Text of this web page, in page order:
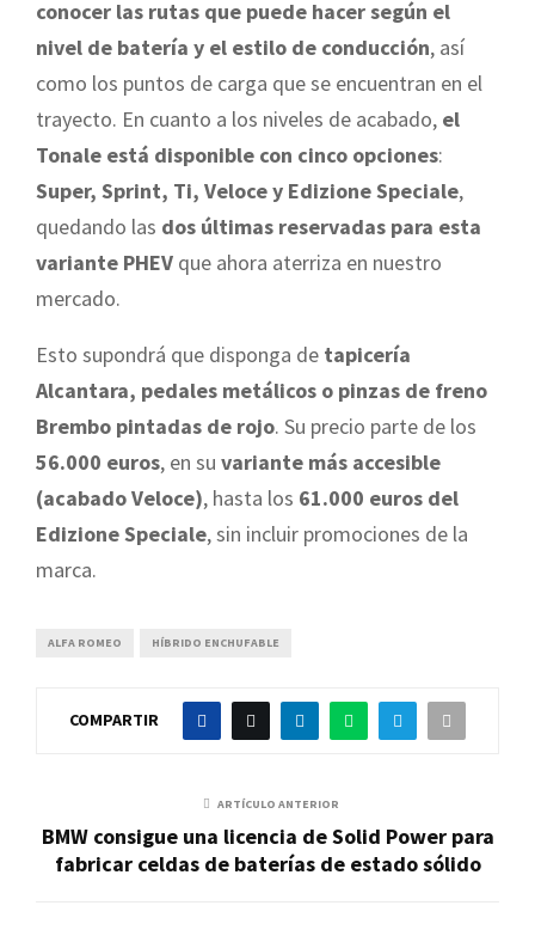
conocer las rutas que puede hacer según el
nivel de batería y el estilo de conducción, así
como los puntos de carga que se encuentran en el
trayecto. En cuanto a los niveles de acabado, el
Tonale está disponible con cinco opciones:
Super, Sprint, Ti, Veloce y Edizione Speciale,
quedando las dos últimas reservadas para esta
variante PHEV que ahora aterriza en nuestro
mercado.
Esto supondrá que disponga de tapicería
Alcantara, pedales metálicos o pinzas de freno
Brembo pintadas de rojo. Su precio parte de los
56.000 euros, en su variante más accesible
(acabado Veloce), hasta los 61.000 euros del
Edizione Speciale, sin incluir promociones de la
marca.
ALFA ROMEO HÍBRIDO ENCHUFABLE
COMPARTIR
ARTÍCULO ANTERIOR
BMW consigue una licencia de Solid Power para
fabricar celdas de baterías de estado sólido